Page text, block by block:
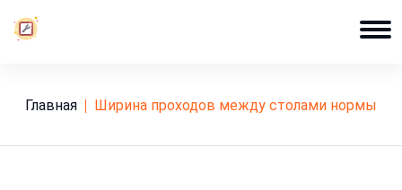
Главная ширина проходов между столами нормы